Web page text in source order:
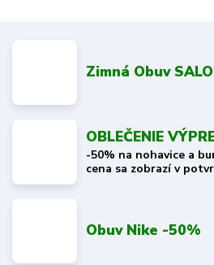
Zimná Obuv
OBLEČENIE
-50% na nohavice a
cena sa zobrazí v
Obuv Nike -50%